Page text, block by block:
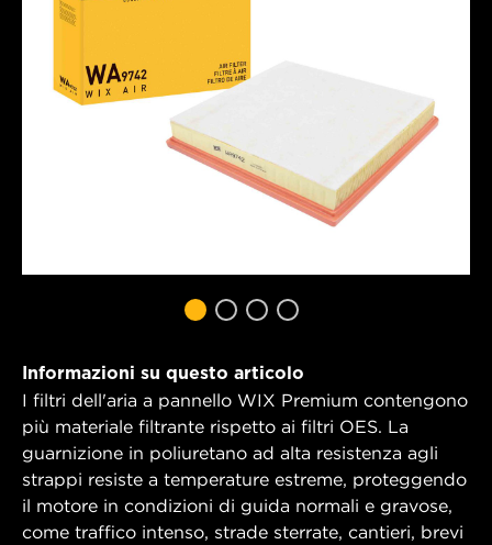
Informazioni su questo articolo
I filtri dell'aria a pannello WIX Premium contengono
più materiale filtrante rispetto ai filtri OES. La
guarnizione in poliuretano ad alta resistenza agli
strappi resiste a temperature estreme, proteggendo
il motore in condizioni di guida normali e gravose,
come traffico intenso, strade sterrate, cantieri, brevi